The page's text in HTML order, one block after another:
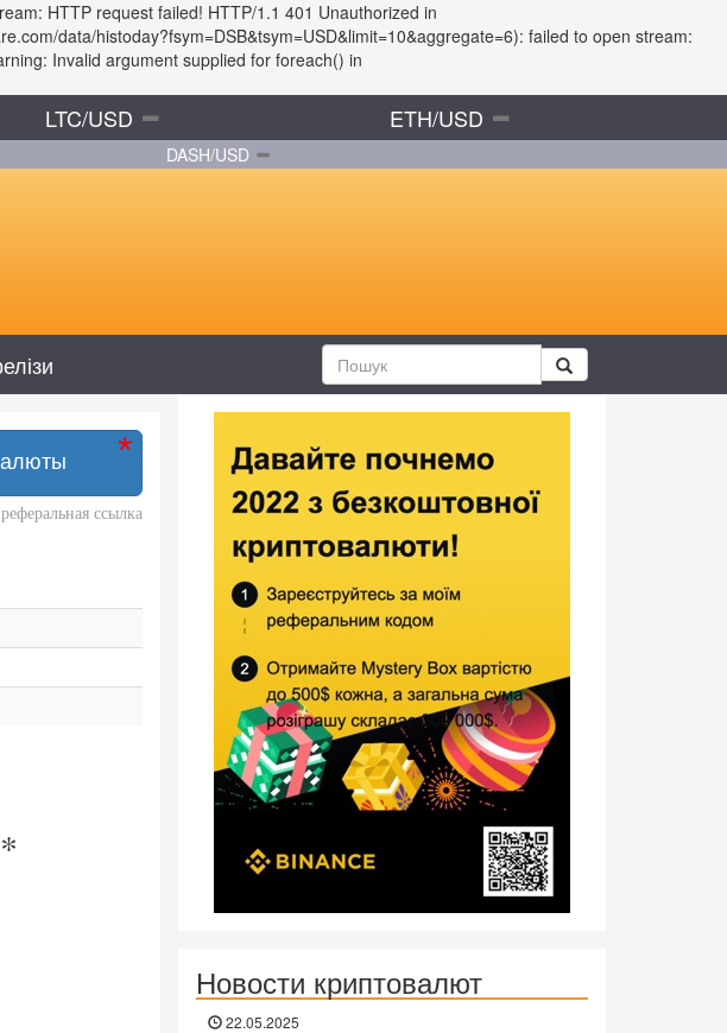
HTTP request failed! HTTP/1.1 401 Unauthorized in
data/histoday?fsym=DSB&tsym=USD&limit=10&aggregate=6): failed to open stream:
Invalid argument supplied for foreach() in
LTC/USD ETH/USD
DASH/USD
реферальная ссылка
*
Новости криптовалют
22.05.2025